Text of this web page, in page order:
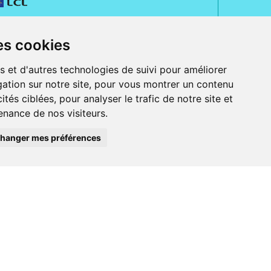
cookies
et d'autres technologies de suivi pour améliorer
sur notre site, pour vous montrer un contenu
ciblées, pour analyser le trafic de notre site et
de nos visiteurs.
mes préférences
Jeanne d' Harcourt, 80300 Albert.
ordonnance.
et iPod touch), ou sur Google Play (pour Androïd 5.0 ou version
Bancontact, PayPal.